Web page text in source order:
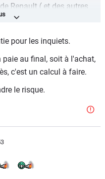
Renault ( et des autres
la manière dont le
de savoir que dans
injecteur qui déconne,
sans êtes pris en
2000 et passagères ( 1.2
garantie de 2
FIAT l'a compris ...
pour les inquiets.
paie au final, soit à l'achat,
c'est un calcul à faire.
le risque.